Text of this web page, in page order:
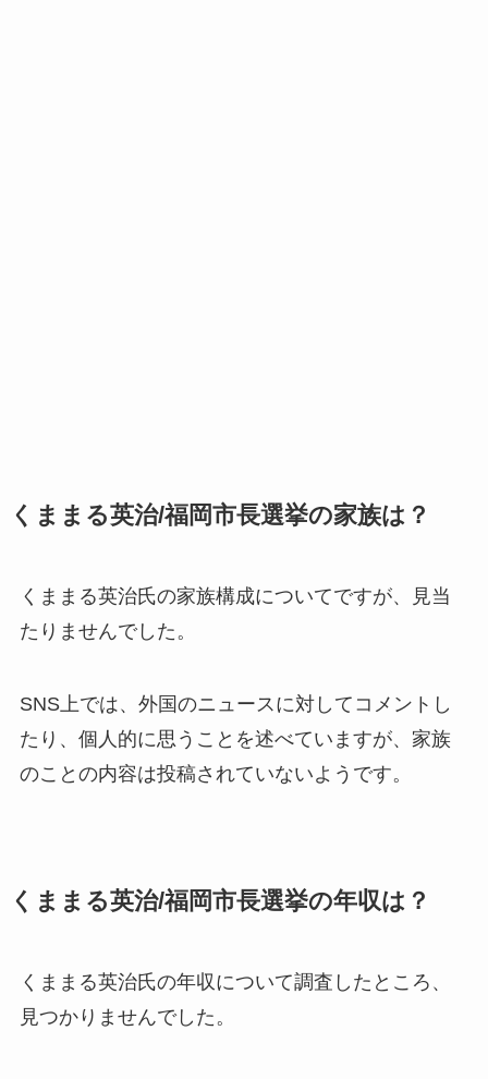
くままる英治/福岡市長選挙の家族は？
くままる英治氏の家族構成についてですが、
見当
たりませんでした。
SNS上では、外国のニュースに対してコメントし
たり、個人的に思うことを述べていますが、家族
のことの内容は投稿されていないようです。
くままる英治/福岡市長選挙の年収は？
くままる英治氏の年収について調査したところ、
見つかりませんでした。